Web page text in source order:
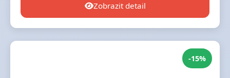
Zobrazit detail
-15%